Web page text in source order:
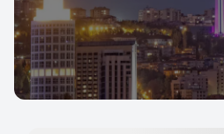
Alquiler